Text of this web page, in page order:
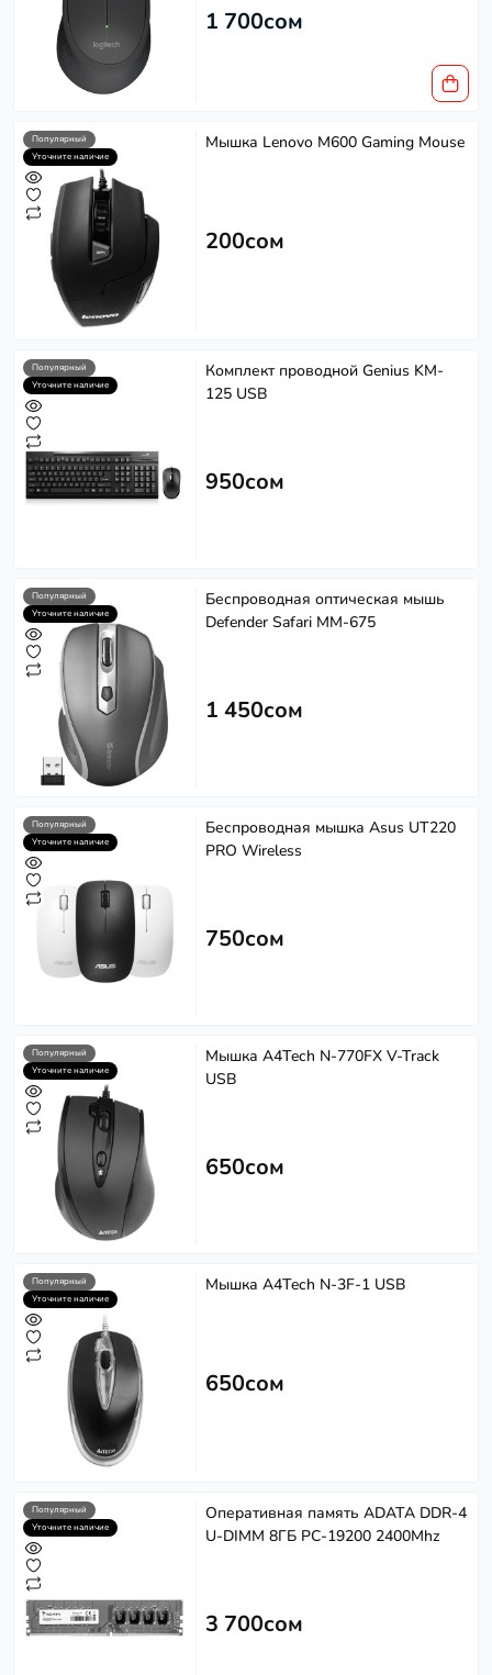
1 700сом
Популярный
Уточните наличие
Мышка Lenovo M600 Gaming Mouse
200сом
Популярный
Уточните наличие
Комплект проводной Genius KM-
125 USB
950сом
Популярный
Уточните наличие
Беспроводная оптическая мышь
Defender Safari MM-675
1 450сом
Популярный
Уточните наличие
Беспроводная мышка Asus UT220
PRO Wireless
750сом
Популярный
Уточните наличие
Мышка A4Tech N-770FX V-Track
USB
650сом
Популярный
Уточните наличие
Мышка A4Tech N-3F-1 USB
650сом
Популярный
Уточните наличие
Оперативная память ADATA DDR-4
U-DIMM 8ГБ PC-19200 2400Mhz
3 700сом